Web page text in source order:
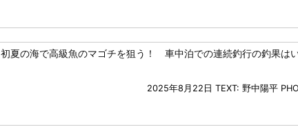
初夏の海で高級魚のマゴチを狙う！ 車中泊での連続釣行の釣果は
2025年8月22日 TEXT: 野中陽平